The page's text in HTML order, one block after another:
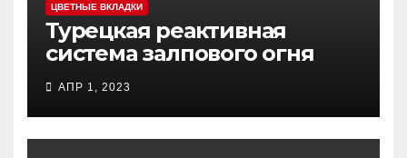
ЦВЕТНЫЕ ВКЛАДКИ
Турецкая реактивная
система залпового огня
АПР 1, 2023